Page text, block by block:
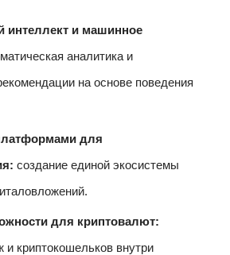
интеллект и машинное
аналитика и
на основе поведения
для
создание единой экосистемы
для криптовалют:
и криптокошельков внутри